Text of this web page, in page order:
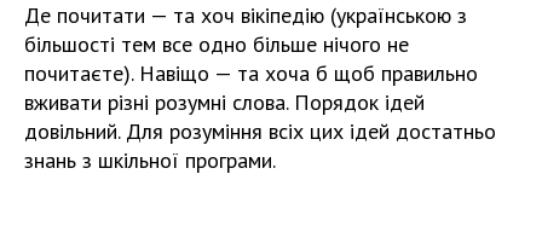
Де почитати — та хоч вікіпедію (українською з
більшості тем все одно більше нічого не
почитаєте). Навіщо — та хоча б щоб правильно
вживати різні розумні слова. Порядок ідей
довільний. Для розуміння всіх цих ідей достатньо
знань з шкільної програми.